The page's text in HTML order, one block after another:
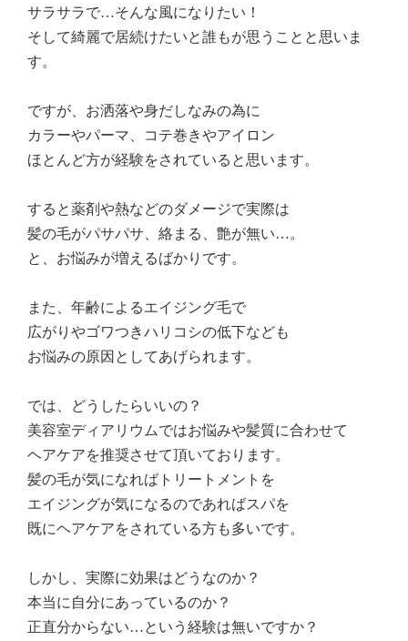
サラサラで…そんな風になりたい！
そして綺麗で居続けたいと誰もが思うことと思いま
す。
ですが、お洒落や身だしなみの為に
カラーやパーマ、コテ巻きやアイロン
ほとんど方が経験をされていると思います。
すると薬剤や熱などのダメージで実際は
髪の毛がパサパサ、絡まる、艶が無い…。
と、お悩みが増えるばかりです。
また、年齢によるエイジング毛で
広がりやゴワつきハリコシの低下なども
お悩みの原因としてあげられます。
では、どうしたらいいの？
美容室ディアリウムではお悩みや髪質に合わせて
ヘアケアを推奨させて頂いております。
髪の毛が気になればトリートメントを
エイジングが気になるのであればスパを
既にヘアケアをされている方も多いです。
しかし、実際に効果はどうなのか？
本当に自分にあっているのか？
正直分からない…という経験は無いですか？